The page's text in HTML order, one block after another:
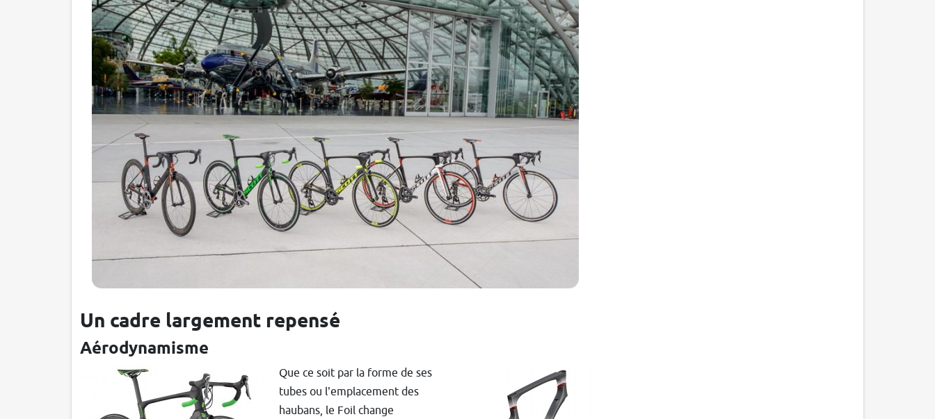
Un cadre largement repensé
Aérodynamisme
Que ce soit par la forme de ses
tubes ou l'emplacement des
haubans, le Foil change